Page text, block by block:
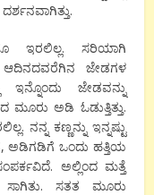
ಇರಲಿಲ್ಲ. ಸರಿಯಾಗಿ
ಜೇಡಗಳ
ಜೇಡವನ್ನು
ಅಡಿ ಓಡುತ್ತಿತ್ತು.
ಕಣ್ಣನ್ನು ಇನ್ನಷ್ಟು
ಅಡಿಗಡಿಗೆ ಒಂದು ಹತ್ತಿಯ
ಅಲ್ಲಿಂದ ಮತ್ತೆ
ಸತತ ಮೂರು